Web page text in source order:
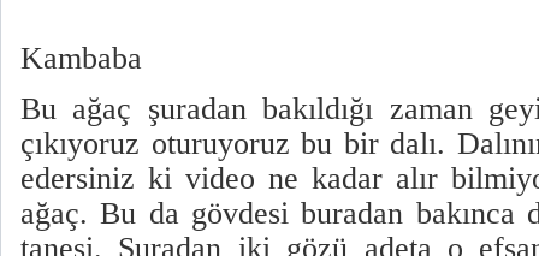
Kambaba
Bu ağaç şuradan bakıldığı zaman
çıkıyoruz oturuyoruz bu bir dalı.
edersiniz ki video ne kadar alır
ağaç. Bu da gövdesi buradan bakınca
tanesi. Şuradan iki gözü adeta o